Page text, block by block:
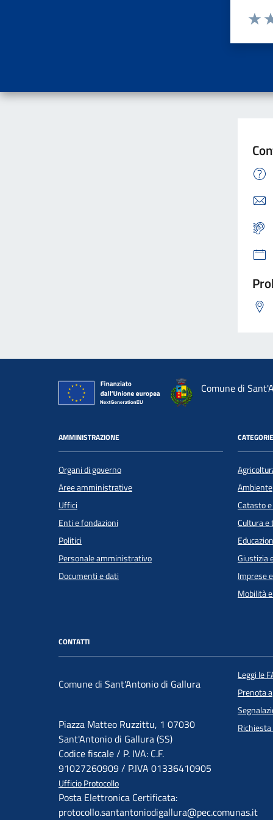
Valuta
Comune di
AMMINISTRAZIONE
Organi di governo
Aree amministrative
Uffici
Enti e fondazioni
Politici
Personale amministrativo
Documenti e dati
Ambiente
Catasto
Cultura e
Giustizia
Imprese
Mobilità
CONTATTI
Comune di Sant'Antonio di Gallura
Piazza Matteo Ruzzittu, 1 07030
Sant'Antonio di Gallura (SS)
Codice fiscale / P. IVA: C.F.
91027260909 / P.IVA 01336410905
Ufficio Protocollo
Posta Elettronica Certificata:
protocollo.santantoniodigallura@pec.comunas.it
Leggi le
Prenota